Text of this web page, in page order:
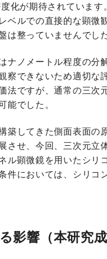
化が期待されていま
ベルでの直接的な顕
は整っていませんでした
ナノメートル程度の
察できないため適切
法ですが、通常の三
能でした。
築してきた側面表面の
させ、今回、三次元
ル顕微鏡を用いたシ
件においては、シリコ
影響（本研究成